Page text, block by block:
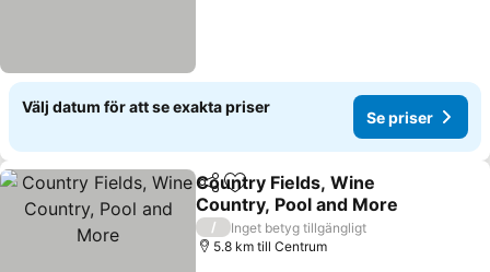
Välj datum för att se exakta priser
Se priser
Dela Lägg till i Mina Favoriter
Country Fields, Wine
Country, Pool and More
/
Inget betyg tillgängligt
5.8 km till Centrum